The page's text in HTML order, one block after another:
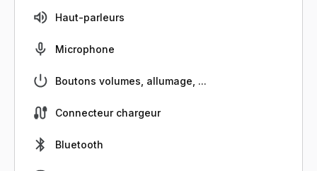
Haut-parleurs
Microphone
Boutons volumes, allumage, ...
Connecteur chargeur
Bluetooth